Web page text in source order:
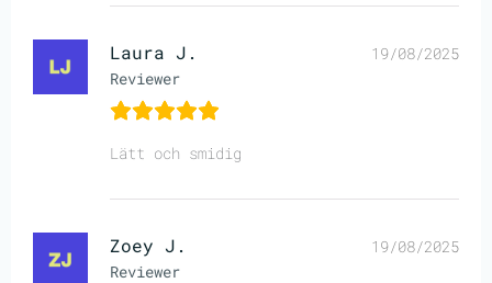
Laura J.
Reviewer
19/08/2025
Lätt och smidig
Zoey J.
Reviewer
19/08/2025